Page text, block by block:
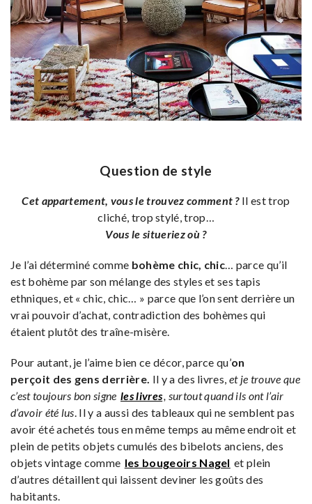
Question de style
Cet appartement, vous le trouvez comment ?Il est trop
cliché, trop stylé, trop…
Vous le situeriez où ?
Je l’ai déterminé comme bohème chic, chic… parce qu’il
est bohème par son mélange des styles et ses tapis
ethniques, et « chic, chic… » parce que l’on sent derrière un
vrai pouvoir d’achat, contradiction des bohèmes qui
étaient plutôt des traîne-misère.
Pour autant, je l’aime bien ce décor, parce qu’on
perçoit des gens derrière. Il y a des livres, et je trouve que
c’est toujours bon signe les livres, surtout quand ils ont l’air
d’avoir été lus. Il y a aussi des tableaux qui ne semblent pas
avoir été achetés tous en même temps au même endroit et
plein de petits objets cumulés des bibelots anciens, des
objets vintage comme les bougeoirs Nagel et plein
d’autres détaillent qui laissent deviner les goûts des
habitants.